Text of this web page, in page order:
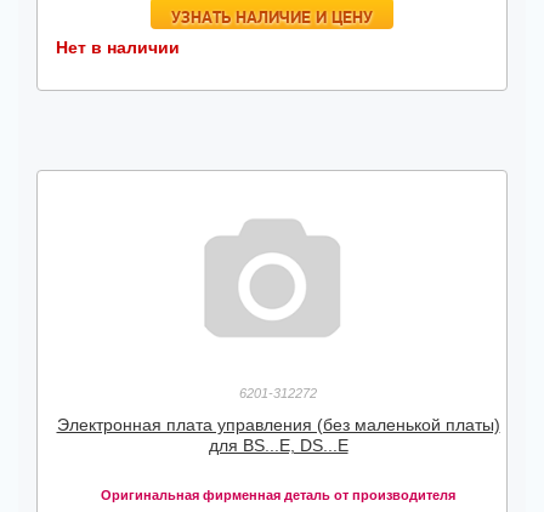
УЗНАТЬ НАЛИЧИЕ И ЦЕНУ
Нет в наличии
6201-312272
Электронная плата управления (без маленькой платы)
для BS...E, DS...E
Оригинальная фирменная деталь от производителя